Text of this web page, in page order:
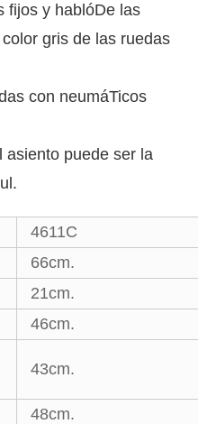
fijos y hablóDe las
gris de las ruedas
con neumáTicos
asiento puede ser la
4611C
66cm.
21cm.
46cm.
43cm.
48cm.